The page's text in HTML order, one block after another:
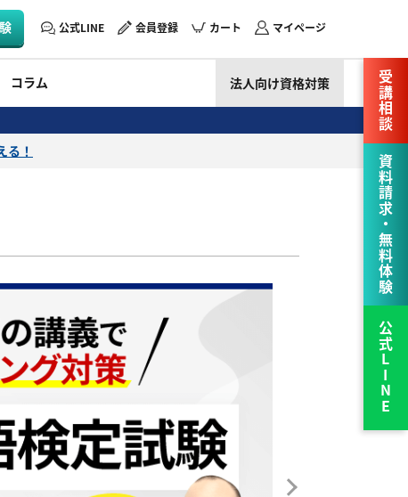
公式LINE 会員登録 カート マイページ
コラム 法人向け資格対策
る！
受講相談
資料請求・無料体験
公式LINE